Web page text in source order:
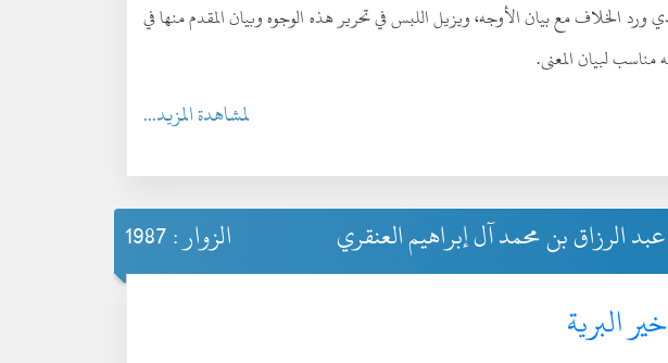
ورد الخلاف مع بيان الأوجه، ويزيل اللبس في تحرير هذه الوجوه وبيان المقدم منها في
مناسب لبيان المعنى.
لمشاهدة المزيد...
الرزاق بن محمد آل إبراهيم العنقري الزوار : 1987
البرية